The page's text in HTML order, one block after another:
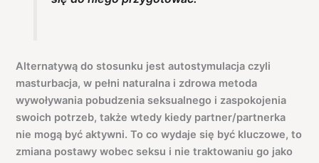
Alternatywą do stosunku jest autostymulacja czyli
masturbacja, w pełni naturalna i zdrowa metoda
wywoływania pobudzenia seksualnego i zaspokojenia
swoich potrzeb, także wtedy kiedy partner/partnerka
nie mogą być aktywni. To co wydaje się być kluczowe, to
zmiana postawy wobec seksu i nie traktowaniu go jako